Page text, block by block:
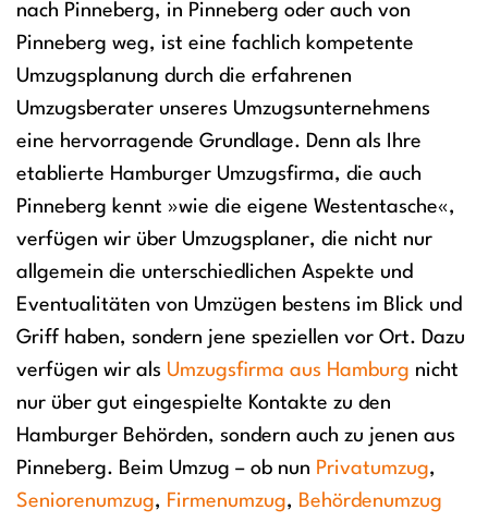
nach Pinneberg, in Pinneberg oder auch von
Pinneberg weg, ist eine fachlich kompetente
Umzugsplanung durch die erfahrenen
Umzugsberater unseres Umzugsunternehmens
eine hervorragende Grundlage. Denn als Ihre
etablierte Hamburger Umzugsfirma, die auch
Pinneberg kennt »wie die eigene Westentasche«,
verfügen wir über Umzugsplaner, die nicht nur
allgemein die unterschiedlichen Aspekte und
Eventualitäten von Umzügen bestens im Blick und
Griff haben, sondern jene speziellen vor Ort. Dazu
verfügen wir als Umzugsfirma aus Hamburg nicht
nur über gut eingespielte Kontakte zu den
Hamburger Behörden, sondern auch zu jenen aus
Pinneberg. Beim Umzug – ob nun Privatumzug,
Seniorenumzug, Firmenumzug, Behördenumzug